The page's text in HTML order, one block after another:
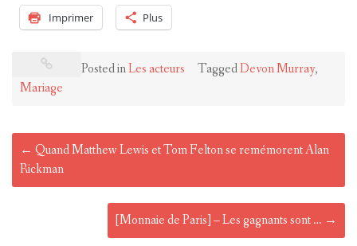
Imprimer Plus
Posted inLes acteurs TaggedDevon Murray,
Mariage
Post
navigation
← Quand Matthew Lewis et Tom Felton se remémorent Alan
Rickman
[Monnaie de Paris] – Les gagnants sont … →